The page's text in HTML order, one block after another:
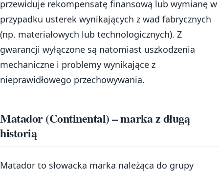
przewiduje rekompensatę finansową lub wymianę w
przypadku usterek wynikających z wad fabrycznych
(np. materiałowych lub technologicznych). Z
gwarancji wyłączone są natomiast uszkodzenia
mechaniczne i problemy wynikające z
nieprawidłowego przechowywania.
Matador (Continental) – marka z długą
historią
Matador to słowacka marka należąca do grupy